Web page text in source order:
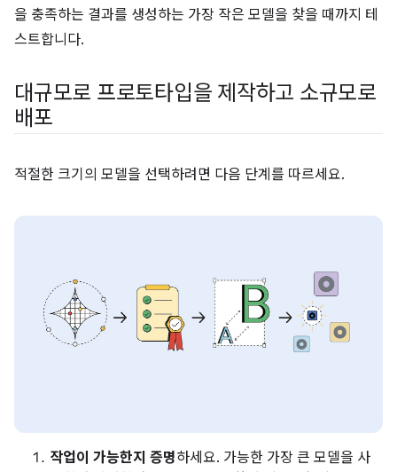
을 충족하는 결과를 생성하는 가장 작은 모델을 찾을 때까지 테
스트합니다.
대규모로 프로토타입을 제작하고 소규모로
배포
적절한 크기의 모델을 선택하려면 다음 단계를 따르세요.
작업이 가능한지 증명하세요. 가능한 가장 큰 모델을 사